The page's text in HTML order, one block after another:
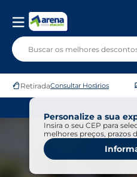
RetiradaConsultar Horários
Personalize a sua
Insira o seu CEP para
melhores preços, prazos